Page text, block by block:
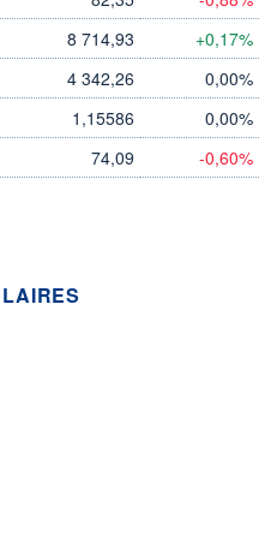
8 714,93 +0,17%
4 342,26 0,00%
1,15586 0,00%
74,09 -0,60%